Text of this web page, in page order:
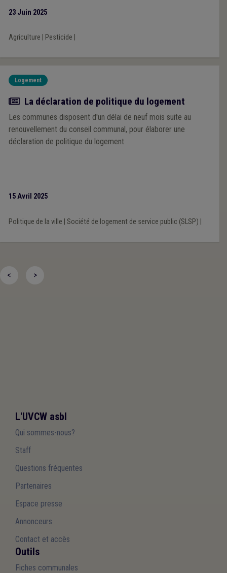
23 Juin 2025
Agriculture Pesticide
Logement
Actualité
La déclaration de politique du logement
Les communes disposent d'un délai de neuf mois suite au
renouvellement du conseil communal, pour élaborer une
déclaration de politique du logement
15 Avril 2025
Politique de la ville Société de logement de service public (SLSP)
< >
L'UVCW asbl
Qui sommes-nous?
Staff
Questions fréquentes
Partenaires
Espace presse
Annonceurs
Contact et accès
Outils
Fiches communales